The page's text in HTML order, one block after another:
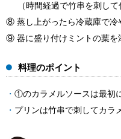
（時間経過で竹串を刺し
⑧ 蒸し上がったら冷蔵庫で冷
⑨ 器に盛り付けミントの葉を
料理のポイント
①のカラメルソースは最初
プリンは竹串で刺してカラ